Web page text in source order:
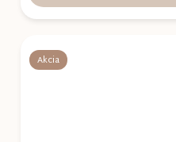
Akcia